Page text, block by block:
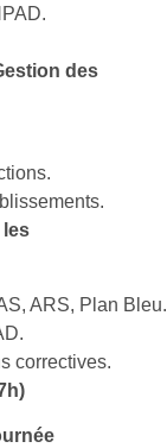
des
les
ARS, Plan Bleu.
correctives.